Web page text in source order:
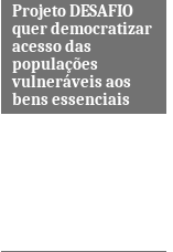
Projeto DESAFIO
quer democratizar
acesso das
populações
vulneráveis aos
bens essenciais